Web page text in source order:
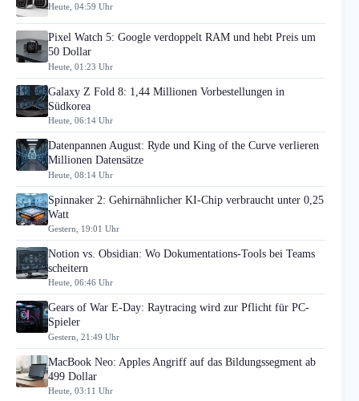
Heute, 04:59 Uhr
Pixel Watch 5: Google verdoppelt RAM und hebt Preis um
50 Dollar
Heute, 01:23 Uhr
Galaxy Z Fold 8: 1,44 Millionen Vorbestellungen in
Südkorea
Heute, 06:14 Uhr
Datenpannen August: Ryde und King of the Curve verlieren
Millionen Datensätze
Heute, 08:14 Uhr
Spinnaker 2: Gehirnähnlicher KI-Chip verbraucht unter 0,25
Watt
Gestern, 19:01 Uhr
Notion vs. Obsidian: Wo Dokumentations-Tools bei Teams
scheitern
Heute, 06:46 Uhr
Gears of War E-Day: Raytracing wird zur Pflicht für PC-
Spieler
Gestern, 21:49 Uhr
MacBook Neo: Apples Angriff auf das Bildungssegment ab
499 Dollar
Heute, 03:11 Uhr